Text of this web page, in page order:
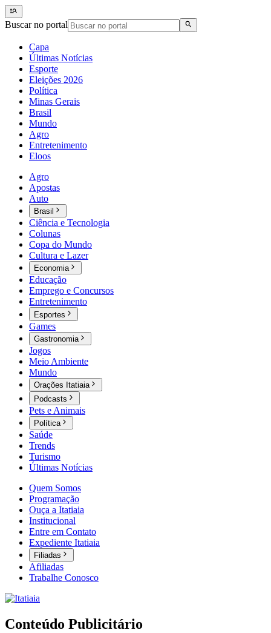
Buscar no portal
Capa
Últimas Notícias
Esporte
Eleições 2026
Política
Minas Gerais
Brasil
Mundo
Agro
Entretenimento
Eloos
Agro
Apostas
Auto
Brasil
Ciência e Tecnologia
Colunas
Copa do Mundo
Cultura e Lazer
Economia
Educação
Emprego e Concursos
Entretenimento
Esportes
Games
Gastronomia
Jogos
Meio Ambiente
Mundo
Orações Itatiaia
Podcasts
Pets e Animais
Política
Saúde
Trends
Turismo
Últimas Notícias
Quem Somos
Programação
Ouça a Itatiaia
Institucional
Entre em Contato
Expediente Itatiaia
Filiadas
Afiliadas
Trabalhe Conosco
Conteúdo Publicitário